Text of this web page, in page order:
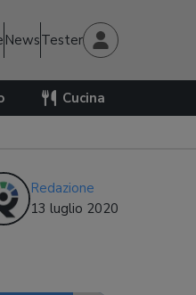
NewsTester
Cucina
Redazione
13 luglio 2020